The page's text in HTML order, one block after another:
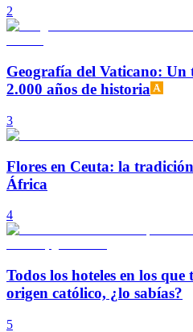
2
Geografía del Vaticano: Un
2.000 años de historia
3
Flores en Ceuta: la
África
4
Todos los hoteles en los
origen católico, ¿lo sabías?
5